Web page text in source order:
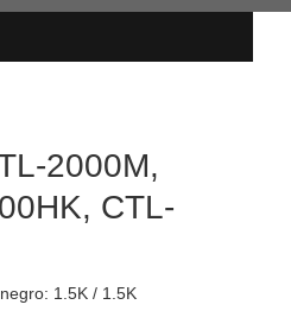
2000M,
CTL-
1.5K / 1.5K